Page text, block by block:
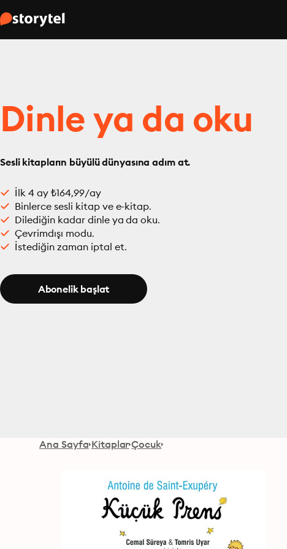
Dinle ya da oku
Sesli kitapların büyülü dünyasına adım at.
İlk 4 ay ₺164,99/ay
Binlerce sesli kitap ve e-kitap.
Dilediğin kadar dinle ya da oku.
Çevrimdışı modu.
İstediğin zaman iptal et.
Abonelik başlat
Ana Sayfa Kitaplar Çocuk